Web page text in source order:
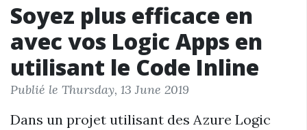
Soyez plus efficace en
avec vos Logic Apps en
utilisant le Code Inline
Publié le Thursday, 13 June 2019
Dans un projet utilisant des Azure Logic